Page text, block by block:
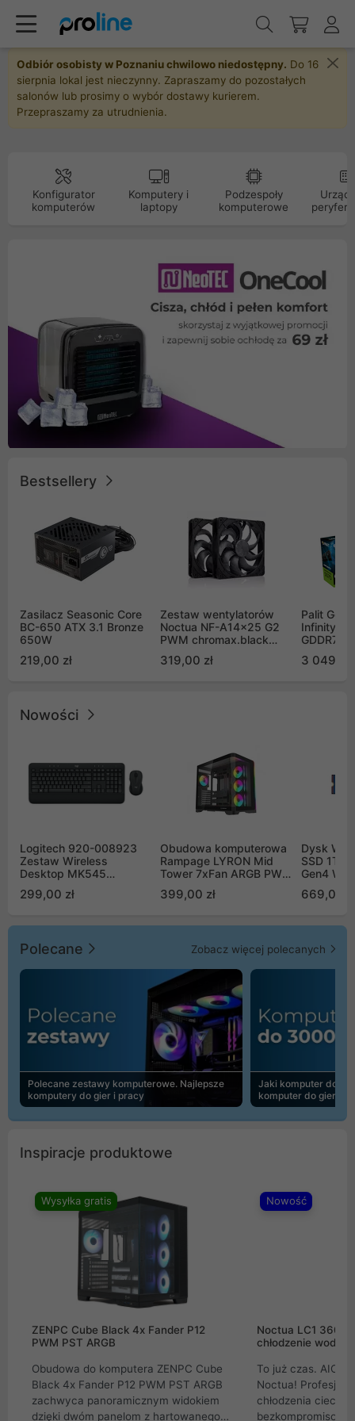
Odbiór osobisty w Poznaniu chwilowo niedostępny. Do 16
sierpnia lokal jest nieczynny. Zapraszamy do pozostałych
salonów lub prosimy o wybór dostawy kurierem.
Przepraszamy za utrudnienia.
Konfigurator
komputerów
Komputery i
laptopy
Podzespoły
komputerowe
Bestsellery
Zasilacz Seasonic Core
BC-650 ATX 3.1 Bronze
650W
219,00 zł
Zestaw wentylatorów
Noctua NF-A14x25 G2
PWM chromax.black
Push Pull (2szt)
319,00 zł
Palit
Infinity 3
GDDR7
GB2050S)
3 049,00
Nowości
Logitech 920-008923
Zestaw Wireless
Desktop MK545
299,00 zł
Obudowa komputerowa
Rampage LYRON Mid
Tower 7xFan ARGB PWM
399,00 zł
Dysk WD
SSD 1TB
Gen4
669,00
Polecane Zobacz więcej polecanych
Polecane zestawy komputerowe. Najlepsze
komputery do gier i pracy
Jaki komputer do
komputer do gier |
Inspiracje produktowe
Wysyłka gratis
ZENPC Cube Black 4x Fander P12
PWM PST ARGB
Obudowa do komputera ZENPC Cube
Black 4x Fander P12 PWM PST ARGB
zachwyca panoramicznym widokiem
dzięki dwóm panelom z hartowanego
Nowość
Noctua LC1
chłodzenie wodne
To już czas. AIO
Noctua!
chłodzenia cieczą